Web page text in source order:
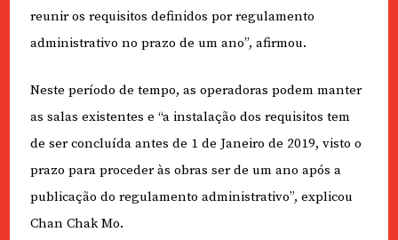
reunir os requisitos definidos por regulamento
administrativo no prazo de um ano”, afirmou.
Neste período de tempo, as operadoras podem manter
as salas existentes e “a instalação dos requisitos tem
de ser concluída antes de 1 de Janeiro de 2019, visto o
prazo para proceder às obras ser de um ano após a
publicação do regulamento administrativo”, explicou
Chan Chak Mo.